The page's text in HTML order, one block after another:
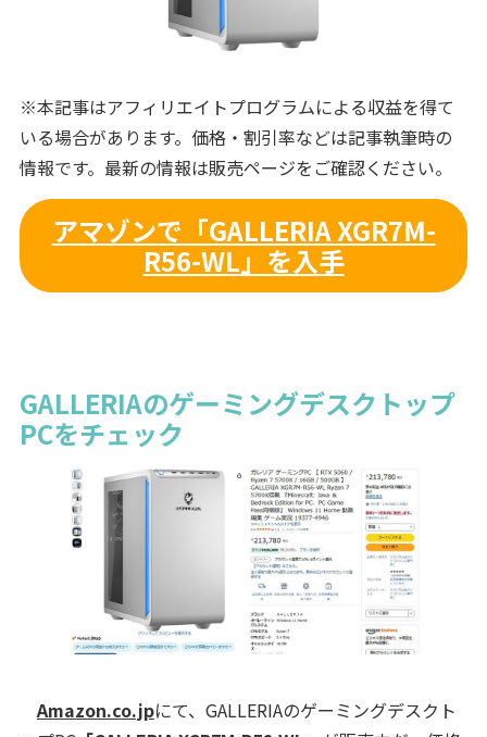
※本記事はアフィリエイトプログラムによる収益を得て
いる場合があります。価格・割引率などは記事執筆時の
情報です。最新の情報は販売ページをご確認ください。
アマゾンで「GALLERIA XGR7M-
R56-WL」を入手
GALLERIAのゲーミングデスクトップ
PCをチェック
Amazon.co.jpにて、GALLERIAのゲーミングデスクト